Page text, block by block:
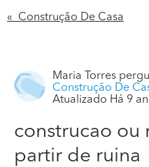
« Construção De Casa
Maria Torres
Construção De
Atualizado Há 9
construcao ou
partir de ruina